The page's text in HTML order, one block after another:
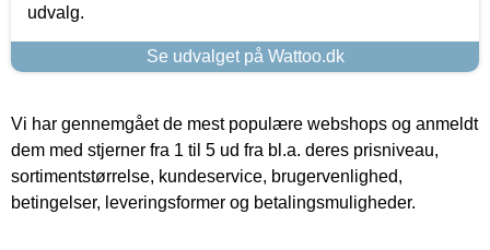
udvalg.
Se udvalget på Wattoo.dk
Vi har gennemgået de mest populære webshops og anmeldt
dem med stjerner fra 1 til 5 ud fra bl.a. deres prisniveau,
sortimentstørrelse, kundeservice, brugervenlighed,
betingelser, leveringsformer og betalingsmuligheder.